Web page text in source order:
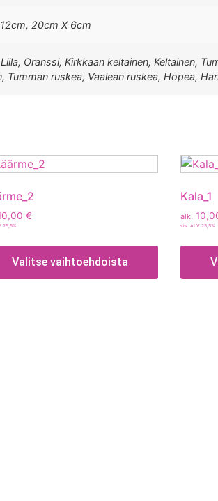
20cm X 6cm
Oranssi, Kirkkaan keltainen, Keltainen,
Tumman ruskea, Vaalean ruskea, Hopea,
€
25,5%
Valitse vaihtoehdoista
Kala_1
alk.
sis. ALV 25,5%